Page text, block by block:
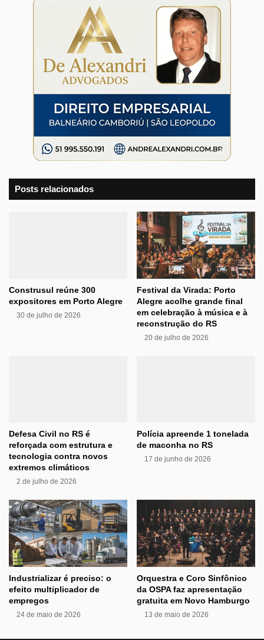
Posts relacionados
Construsul reúne 300
expositores em Porto Alegre
30 de julho de 2026
Festival da Virada: Porto
Alegre acolhe grande final
em celebração à música e à
reconstrução do RS
20 de julho de 2026
Defesa Civil no RS é
reforçada com estrutura e
tecnologia contra novos
extremos climáticos
2 de julho de 2026
Polícia apreende 1 tonelada
de maconha no RS
17 de junho de 2026
Industrializar é preciso: o
efeito multiplicador de
empregos
24 de maio de 2026
Orquestra e Coro Sinfônico
da OSPA faz apresentação
gratuita em Novo Hamburgo
13 de maio de 2026